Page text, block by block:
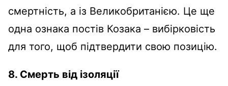
смертність, а із Великобританією. Це ще
одна ознака постів Козака – вибірковість
для того, щоб підтвердити свою позицію.
8. Смерть від ізоляції